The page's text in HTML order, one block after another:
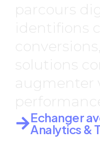
parcours
identifions
solutions
augmenter
Echanger
Analytics &